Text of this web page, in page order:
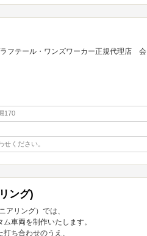
フテール・ワンズワーカー正規代理店 会
170
せください。
ング)
アリング）では、
車両を制作いたします。
ち合わせのうえ、